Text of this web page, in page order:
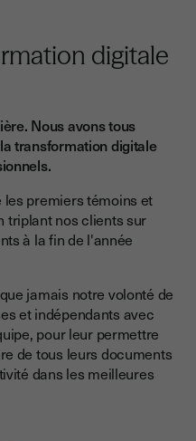
digitale
Nous avons tous
transformation digitale
les premiers témoins et
triplant nos clients sur
à la fin de l'année
jamais notre volonté de
et indépendants avec
pour leur permettre
de tous leurs documents
dans les meilleures